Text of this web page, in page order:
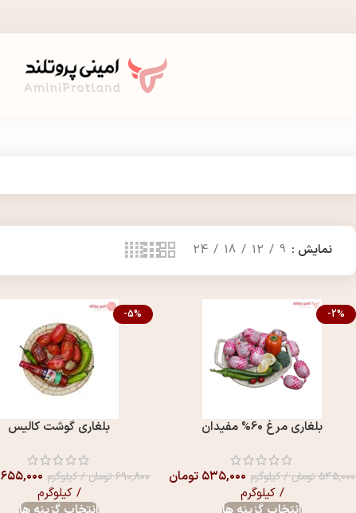
نمایش 9
12
18
24
-2%
بلغاری مرغ 60% مفيدان
۵۴۵,۰۰۰تومان/ کیلوگرم ۵۳۵,۰۰۰ تومان
/ کیلوگرم
-5%
بلغاری گوشت کالیس
۶۹۰,۸۰۰تومان/ کیلوگرم ۶۵۵,۰۰۰
/ کیلوگرم